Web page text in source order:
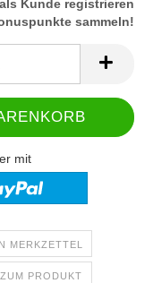
Kunde registrieren
sammeln!
mit
MERKZETTEL
PRODUKT